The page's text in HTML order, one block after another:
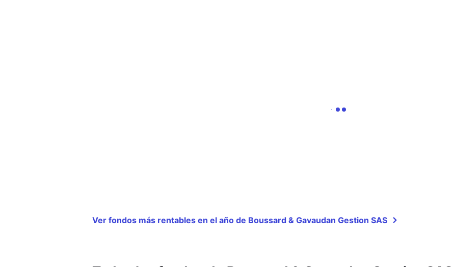
Ver fondos más rentables en el año de Boussard & Gavaudan Gestion SAS